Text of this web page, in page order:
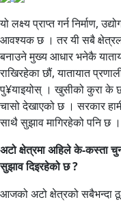
यो लक्ष्य प्राप्त गर्न निर्माण,
आवश्यक छ । तर यी सबै
बनाउने मुख्य आधार भनेकै
राखिरहेका छौं, यातायात
पु¥याइयोस् । खुसीको कुरा के
चासो देखाएको छ । सरकार
साथै सुझाव मागिरहेको पनि छ ।
अटो क्षेत्रमा अहिले के-कस्ता
सुझाव दिइरहेको छ ?
आजको अटो क्षेत्रको सबैभन्दा